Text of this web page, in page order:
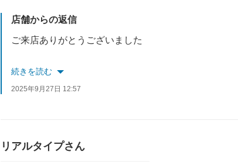
店舗からの返信
ご来店ありがとうございました
今後も迅速、丁寧な対応を心がけてまいりますので
続きを読む
2025年9月27日 12:57
リアルタイプさん